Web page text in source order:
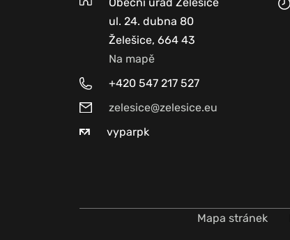
ul. 24. dubna 80
Želešice, 664 43
Na mapě
+420 547 217 527
zelesice@zelesice.eu
vyparpk
Mapa stránek